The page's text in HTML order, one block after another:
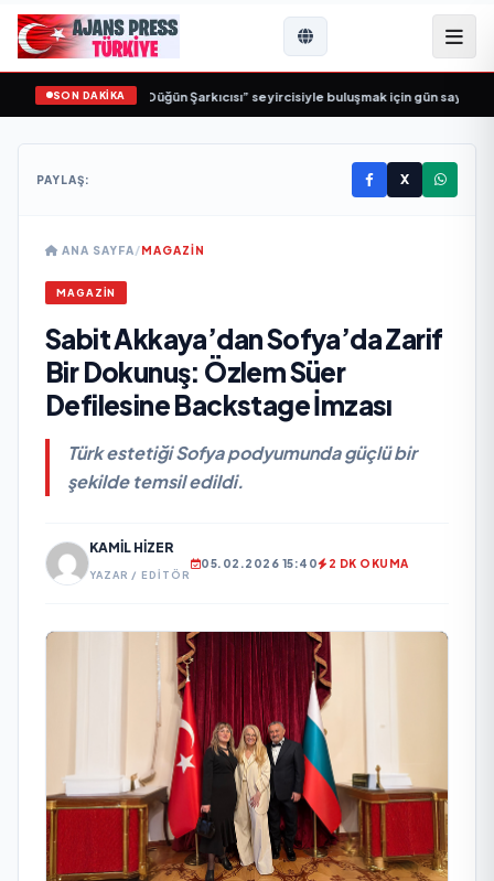
SON DAKİKA
İş Birliği: “Vişne”• “Düğün Şarkıcısı” seyircisiyle buluşmak için gün sayıyor
PAYLAŞ: X
ANA SAYFA/MAGAZİN
MAGAZİN
Sabit Akkaya’dan Sofya’da Zarif
Bir Dokunuş: Özlem Süer
Defilesine Backstage İmzası
Türk estetiği Sofya podyumunda güçlü bir
şekilde temsil edildi.
KAMIL HIZER
YAZAR / EDITÖR
05.02.2026 15:40 2 DK OKUMA